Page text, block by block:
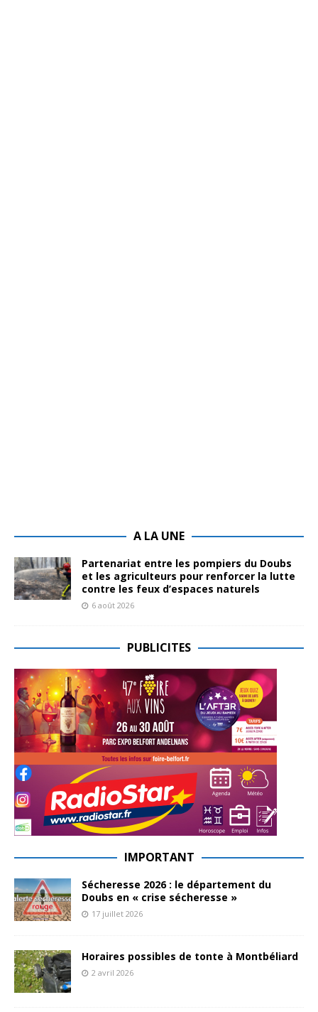
A LA UNE
Partenariat entre les pompiers du Doubs
et les agriculteurs pour renforcer la lutte
contre les feux d’espaces naturels
6 août 2026
PUBLICITES
IMPORTANT
Sécheresse 2026 : le département du
Doubs en « crise sécheresse »
17 juillet 2026
Horaires possibles de tonte à Montbéliard
2 avril 2026